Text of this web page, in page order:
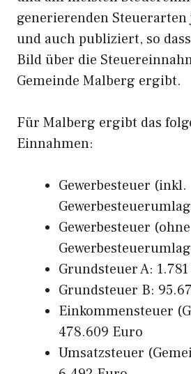
generierenden Steuerarten
und auch publiziert, so
Bild über die
Gemeinde Malberg ergibt.
Für Malberg ergibt das
Einnahmen:
Gewerbesteuer (inkl.
Gewerbesteuer (ohne
Grundsteuer A:
Grundsteuer B:
Einkommensteuer
478.609 Euro
Umsatzsteuer